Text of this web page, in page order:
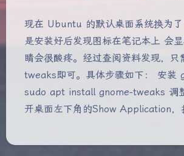
现在 Ubuntu 的默认桌面系统换为
是安装好后发现图标在笔记本上 会
睛会很酸疼。经过查阅资料发现，只
tweaks即可。具体步骤如下： 安装
sudo apt install gnome-tweaks 调
开桌面左下角的Show Application